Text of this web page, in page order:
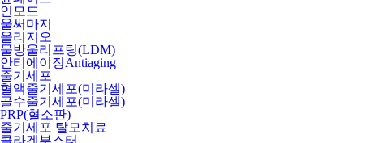
인모드
울써마지
올리지오
물방울리프팅(LDM)
안티에이징Antiaging
줄기세포
혈액줄기세포(미라셀)
골수줄기세포(미라셀)
PRP(혈소판)
줄기세포 탈모치료
콜라겐부스터